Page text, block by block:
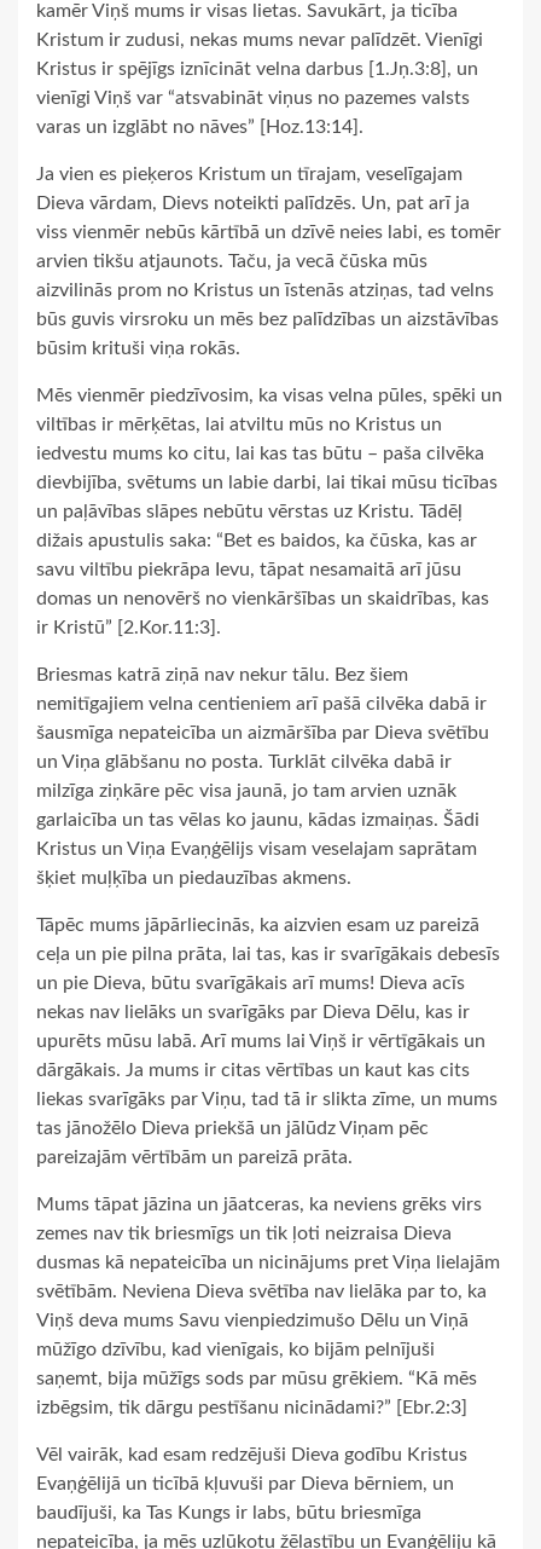
kamēr Viņš mums ir visas lietas. Savukārt, ja ticība
Kristum ir zudusi, nekas mums nevar palīdzēt. Vienīgi
Kristus ir spējīgs iznīcināt velna darbus [1.Jņ.3:8], un
vienīgi Viņš var “atsvabināt viņus no pazemes valsts
varas un izglābt no nāves” [Hoz.13:14].
Ja vien es pieķeros Kristum un tīrajam, veselīgajam
Dieva vārdam, Dievs noteikti palīdzēs. Un, pat arī ja
viss vienmēr nebūs kārtībā un dzīvē neies labi, es tomēr
arvien tikšu atjaunots. Taču, ja vecā čūska mūs
aizvilinās prom no Kristus un īstenās atziņas, tad velns
būs guvis virsroku un mēs bez palīdzības un aizstāvības
būsim krituši viņa rokās.
Mēs vienmēr piedzīvosim, ka visas velna pūles, spēki un
viltības ir mērķētas, lai atviltu mūs no Kristus un
iedvestu mums ko citu, lai kas tas būtu – paša cilvēka
dievbijība, svētums un labie darbi, lai tikai mūsu ticības
un paļāvības slāpes nebūtu vērstas uz Kristu. Tādēļ
dižais apustulis saka: “Bet es baidos, ka čūska, kas ar
savu viltību piekrāpa Ievu, tāpat nesamaitā arī jūsu
domas un nenovērš no vienkāršības un skaidrības, kas
ir Kristū” [2.Kor.11:3].
Briesmas katrā ziņā nav nekur tālu. Bez šiem
nemitīgajiem velna centieniem arī pašā cilvēka dabā ir
šausmīga nepateicība un aizmāršība par Dieva svētību
un Viņa glābšanu no posta. Turklāt cilvēka dabā ir
milzīga ziņkāre pēc visa jaunā, jo tam arvien uznāk
garlaicība un tas vēlas ko jaunu, kādas izmaiņas. Šādi
Kristus un Viņa Evaņģēlijs visam veselajam saprātam
šķiet muļķība un piedauzības akmens.
Tāpēc mums jāpārliecinās, ka aizvien esam uz pareizā
ceļa un pie pilna prāta, lai tas, kas ir svarīgākais debesīs
un pie Dieva, būtu svarīgākais arī mums! Dieva acīs
nekas nav lielāks un svarīgāks par Dieva Dēlu, kas ir
upurēts mūsu labā. Arī mums lai Viņš ir vērtīgākais un
dārgākais. Ja mums ir citas vērtības un kaut kas cits
liekas svarīgāks par Viņu, tad tā ir slikta zīme, un mums
tas jānožēlo Dieva priekšā un jālūdz Viņam pēc
pareizajām vērtībām un pareizā prāta.
Mums tāpat jāzina un jāatceras, ka neviens grēks virs
zemes nav tik briesmīgs un tik ļoti neizraisa Dieva
dusmas kā nepateicība un nicinājums pret Viņa lielajām
svētībām. Neviena Dieva svētība nav lielāka par to, ka
Viņš deva mums Savu vienpiedzimušo Dēlu un Viņā
mūžīgo dzīvību, kad vienīgais, ko bijām pelnījuši
saņemt, bija mūžīgs sods par mūsu grēkiem. “Kā mēs
izbēgsim, tik dārgu pestīšanu nicinādami?” [Ebr.2:3]
Vēl vairāk, kad esam redzējuši Dieva godību Kristus
Evaņģēlijā un ticībā kļuvuši par Dieva bērniem, un
baudījuši, ka Tas Kungs ir labs, būtu briesmīga
nepateicība, ja mēs uzlūkotu žēlastību un Evaņģēliju kā